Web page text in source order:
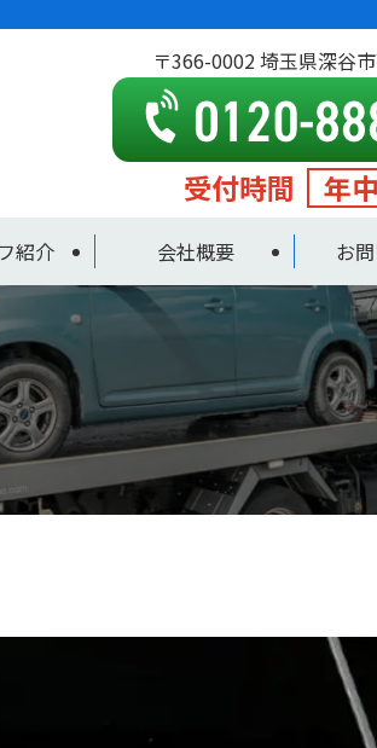
紹介 会社概要 お
〒366-0002 埼玉県深谷
受付時間 年